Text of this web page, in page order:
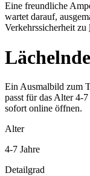
Eine freundliche
wartet darauf,
Verkehrssicherheit zu
Ein Ausmalbild zum
passt für das Alter 4-
sofort online öffnen.
Alter
4-7 Jahre
Detailgrad